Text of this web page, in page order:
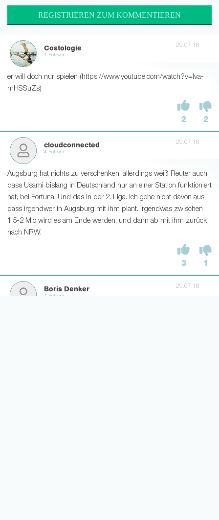
REGISTRIEREN ZUM KOMMENTIEREN
Costologie
1 Follower
29.07.18
er will doch nur spielen (https://www.youtube.com/watch?v=Iva-
mHSSuZs)
2 2
cloudconnected
4 Follower
29.07.18
Augsburg hat nichts zu verschenken, allerdings weiß Reuter auch,
dass Usami bislang in Deutschland nur an einer Station funktioniert
hat, bei Fortuna. Und das in der 2. Liga. Ich gehe nicht davon aus,
dass irgendwer in Augsburg mit ihm plant. Irgendwas zwischen
1,5-2 Mio wird es am Ende werden, und dann ab mit ihm zurück
nach NRW.
3 1
Boris Denker
1 Follower
29.07.18